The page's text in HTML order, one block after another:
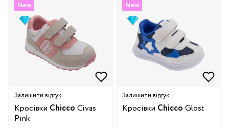
New
Залишити відгук
Кросівки Chicco Civas
Pink
New
Залишити відгук
Кросівки Chicco Glost